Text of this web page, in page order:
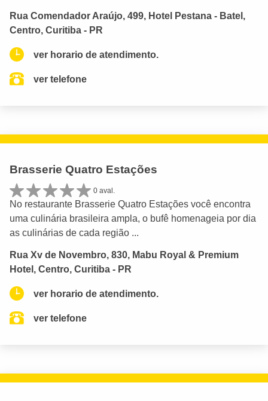
Rua Comendador Araújo, 499, Hotel Pestana - Batel,
Centro, Curitiba - PR
ver horario de atendimento.
ver telefone
Brasserie Quatro Estações
0 aval.
No restaurante Brasserie Quatro Estações você encontra
uma culinária brasileira ampla, o bufê homenageia por dia
as culinárias de cada região ...
Rua Xv de Novembro, 830, Mabu Royal & Premium
Hotel, Centro, Curitiba - PR
ver horario de atendimento.
ver telefone